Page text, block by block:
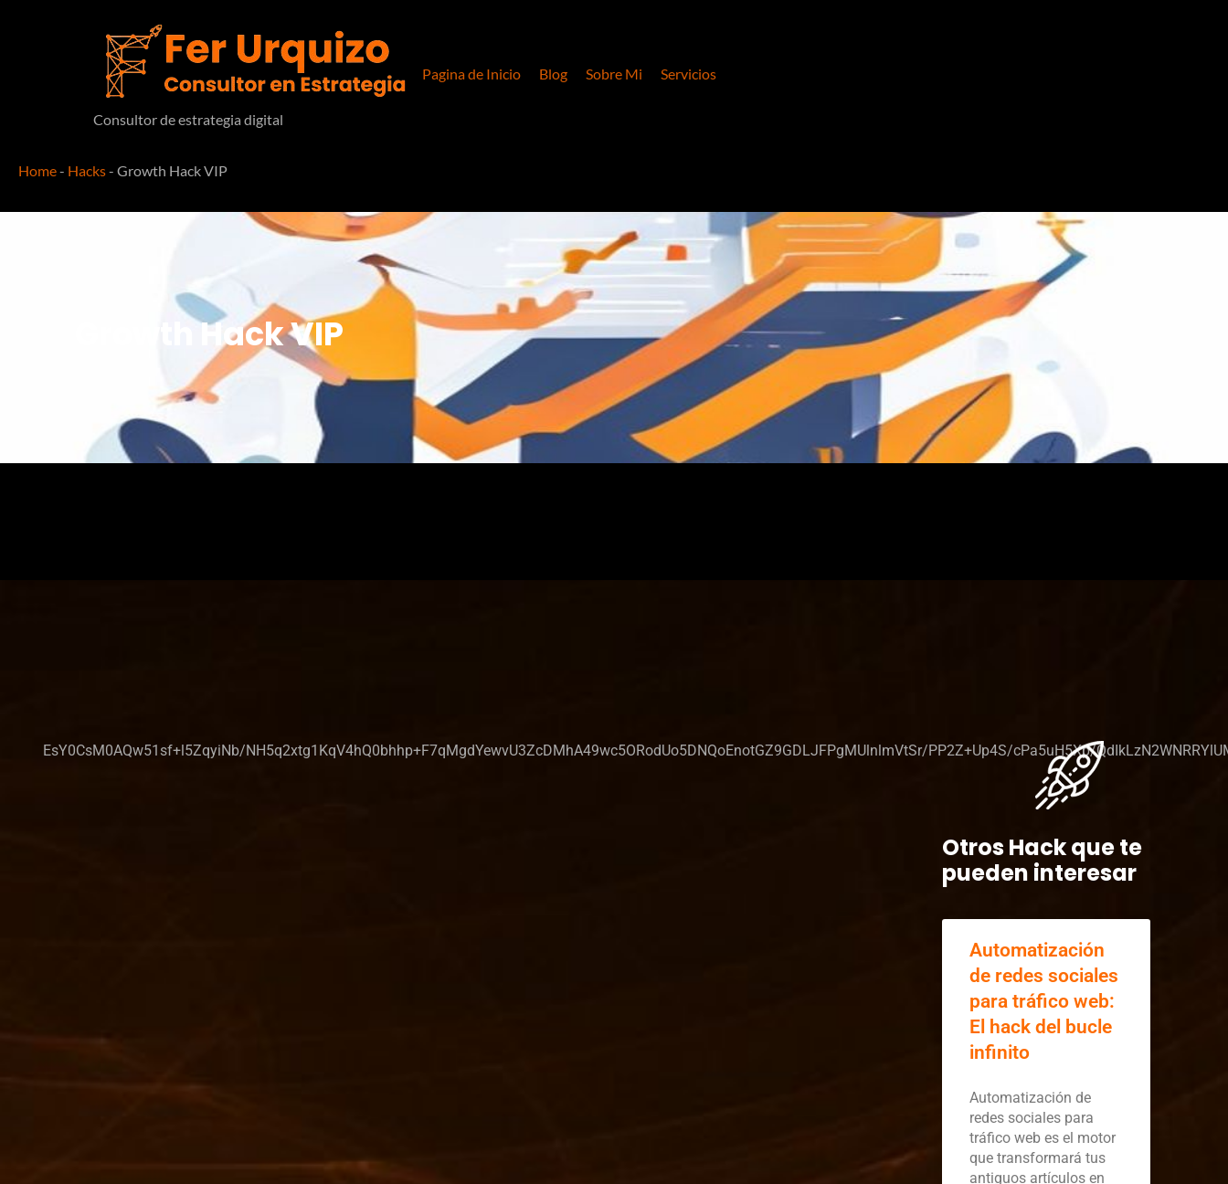
Consultor de estrategia digital
Pagina de Inicio Blog Sobre Mi Servicios
Home- Hacks- Growth Hack VIP
Growth Hack VIP
EsY0CsM0AQw51sf+l5ZqyiNb/NH5q2xtg1KqV4hQ0bhhp+F7qMgdYewvU3ZcDMhA49wc5ORodUo5DNQoEnotGZ9GDLJFPgMUlnlmVtSr/PP2Z+Up4S/cPa5uH5Xp/
Otros Hack que te
pueden interesar
Automatización
de redes sociales
para tráfico web:
El hack del bucle
infinito
Automatización de
redes sociales para
tráfico web es el motor
que transformará tus
antiguos artículos en